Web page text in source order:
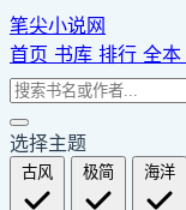
笔尖小说网
首页 书库 排行 全本
选择主题
古风 极简 海洋